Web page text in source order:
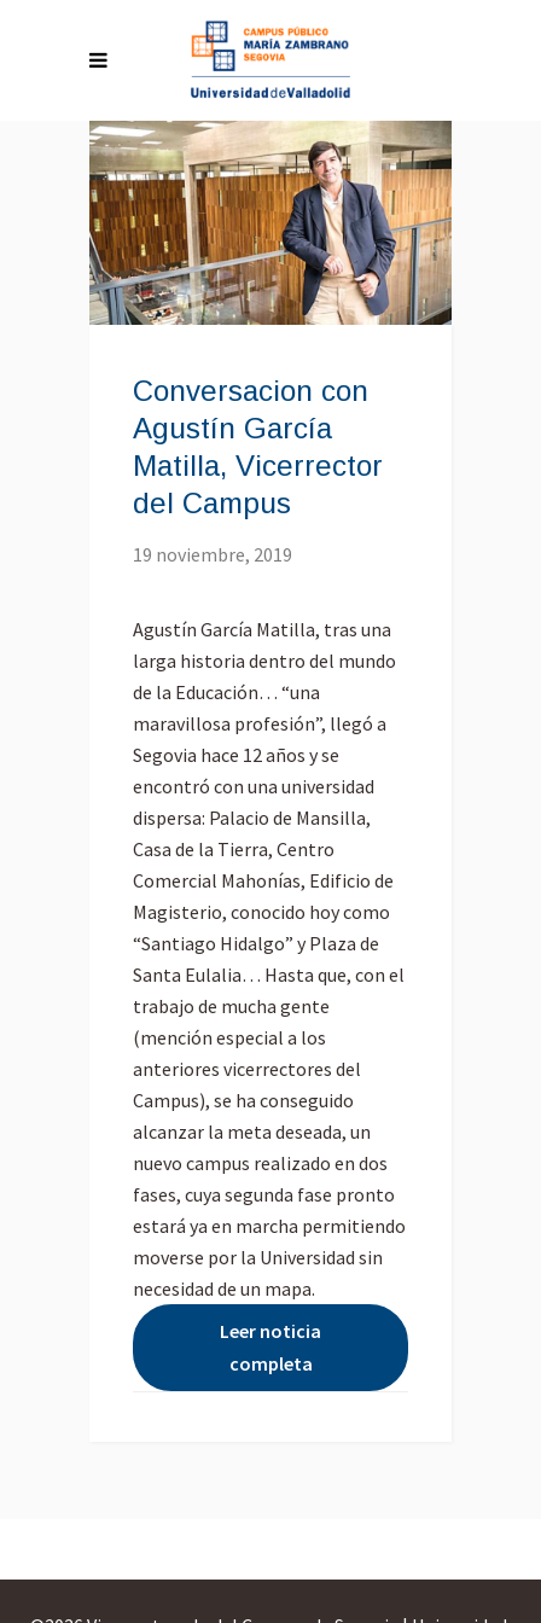
Conversacion con
Agustín García
Matilla, Vicerrector
del Campus
19 noviembre, 2019
Agustín García Matilla, tras una
larga historia dentro del mundo
de la Educación… “una
maravillosa profesión”, llegó a
Segovia hace 12 años y se
encontró con una universidad
dispersa: Palacio de Mansilla,
Casa de la Tierra, Centro
Comercial Mahonías, Edificio de
Magisterio, conocido hoy como
“Santiago Hidalgo” y Plaza de
Santa Eulalia… Hasta que, con el
trabajo de mucha gente
(mención especial a los
anteriores vicerrectores del
Campus), se ha conseguido
alcanzar la meta deseada, un
nuevo campus realizado en dos
fases, cuya segunda fase pronto
estará ya en marcha permitiendo
moverse por la Universidad sin
necesidad de un mapa.
Leer noticia
completa